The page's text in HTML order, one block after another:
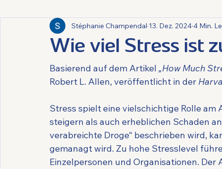
Wie viel Stress ist
Stéphanie Champendal 13. Dez. 20244 Min.
Basierend auf dem Artikel „How Much
Robert L. Allen, veröffentlicht in der
Stress spielt eine vielschichtige Rolle
steigern als auch erheblichen Schaden
verabreichte Droge“ beschrieben wird,
gemanagt wird. Zu hohe Stresslevel
Einzelpersonen und Organisationen.